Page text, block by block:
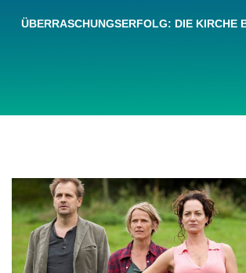
ÜBERRASCHUNGSERFOLG: DIE KIRCHE